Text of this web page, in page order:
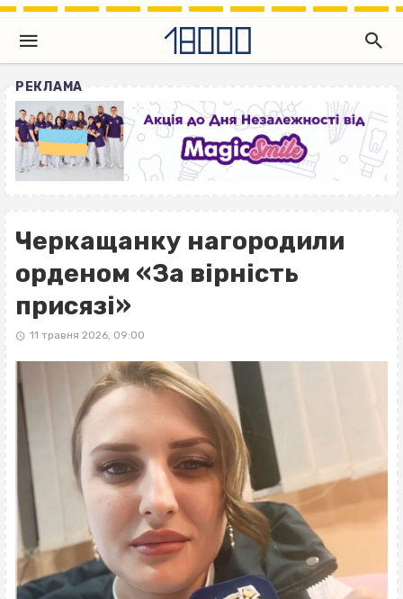
РЕКЛАМА
Черкащанку нагородили
орденом «За вірність
присязі»
11 травня 2026, 09:00